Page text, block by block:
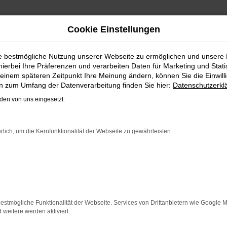
|
FÜR GÖTTINGEN
bleiben. Unser Vorschlag ist ein VW ID.5, denn
Göttingen ist perfekt verarbeitet und auf Langlebigkeit
eine Tageszulassung als auch einen Jahreswagen
einen außergewöhnlichen Service. Das beginnt
paar Tipps, die dir helfen können:
Cookie Einstellungen
bestmögliche Nutzung unserer Webseite zu ermöglichen und unsere
Ihre Präferenzen und verarbeiten Daten für Marketing und
späteren Zeitpunkt Ihre Meinung ändern, können Sie die
zum Umfang der Datenverarbeitung finden Sie hier:
von uns eingesetzt:
um die Kernfunktionalität der Webseite zu gewährleisten.
Funktionalität der Webseite. Services von Drittanbietern wie Google
weitere werden aktiviert.